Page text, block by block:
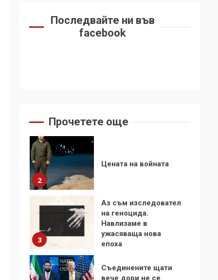
Последвайте ни във
facebook
Прочетете още
Удължаването на
1
стъпки от 1972 г.
2
Цената на войната
3
Аз съм изследовател
на геноцида.
Навлизаме в
ужасяваща нова
епоха
Съединените щати
вече дори не се